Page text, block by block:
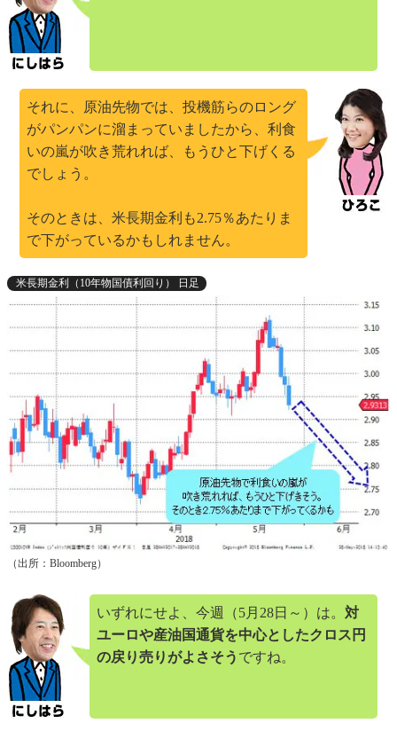
それに、原油先物では、投機筋らのロング
がパンパンに溜まっていましたから、利食
いの嵐が吹き荒れれば、もうひと下げくる
でしょう。
そのときは、米長期金利も2.75％あたりま
で下がっているかもしれません。
米長期金利（10年物国債利回り） 日足
（出所：Bloomberg）
いずれにせよ、今週（5月28日～）は。 対
ユーロや産油国通貨を中心としたクロス円
の戻り売りがよさそう ですね。